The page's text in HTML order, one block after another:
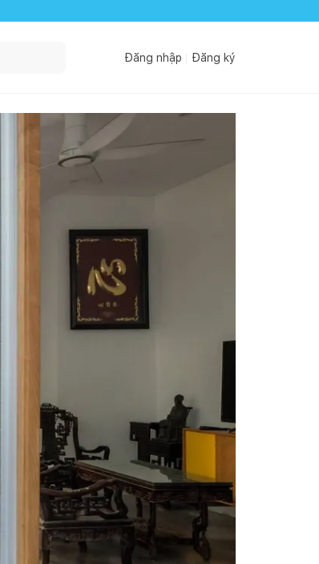
Đăng nhập Đăng ký